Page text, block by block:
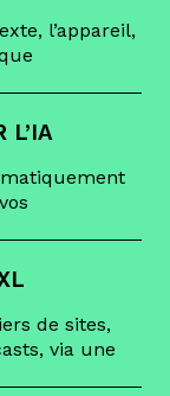
l’appareil,
L’IA
de sites,
via une